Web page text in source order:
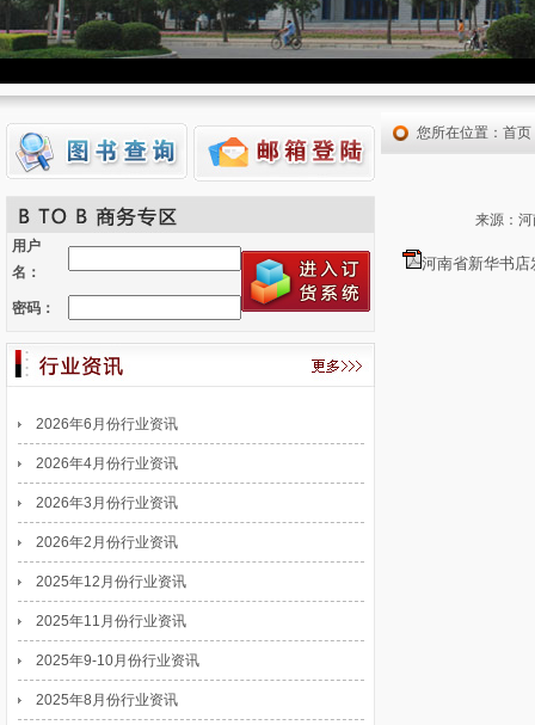
用户
名：
密码：
2026年6月份行业资讯
2026年4月份行业资讯
2026年3月份行业资讯
2026年2月份行业资讯
2025年12月份行业资讯
2025年11月份行业资讯
2025年9-10月份行业资讯
2025年8月份行业资讯
您所在位置： 首页
来源：
河南省新华书